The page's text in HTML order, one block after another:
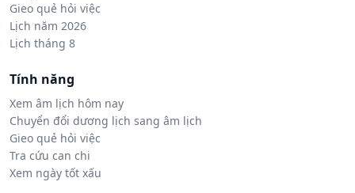
Gieo quẻ hỏi việc
Lịch năm 2026
Lịch tháng 8
Tính năng
Xem âm lịch hôm nay
Chuyển đổi dương lịch sang âm lịch
Gieo quẻ hỏi việc
Tra cứu can chi
Xem ngày tốt xấu